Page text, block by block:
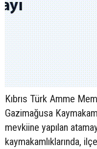
Kıbrıs Türk Amme
Gazimağusa
mevkiine yapılan
kaymakamlıklarında,